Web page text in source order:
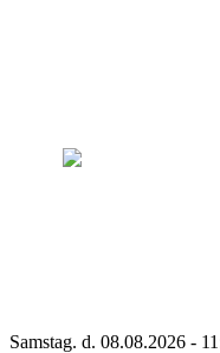
Samstag. d. 08.08.2026 -